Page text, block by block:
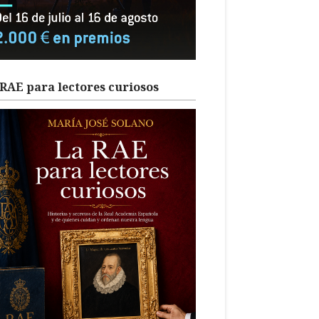
para lectores curiosos